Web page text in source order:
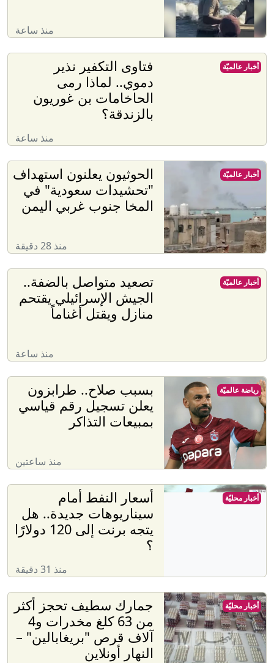
منذ ساعة
فتاوى التكفير نذير
دموي.. لماذا رمى
الحاخامات بن غوريون
بالزندقة؟
منذ ساعة
أخبار عالميّة
الحوثيون يعلنون استهداف
"تحشيدات سعودية" في
المخا جنوب غربي اليمن
منذ 28 دقيقة
أخبار عالميّة
تصعيد متواصل بالضفة..
الجيش الإسرائيلي يقتحم
منازل ويقتل أغناماً
منذ ساعة
أخبار عالميّة
بسبب صلاح.. طرابزون
يعلن تسجيل رقم قياسي
بمبيعات التذاكر
منذ ساعتين
رياضة عالميّة
أسعار النفط أمام
سيناريوهات جديدة.. هل
يتجه برنت إلى 120 دولارًا
؟
منذ 31 دقيقة
أخبار محليّة
جمارك سطيف تحجز أكثر
من 63 كلغ مخدرات و4
آلاف قرص "بريغابالين" –
النهار أونلاين
أخبار محليّة